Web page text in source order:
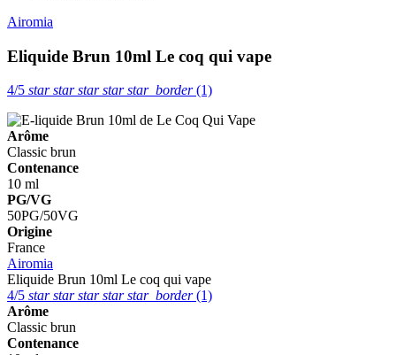
Airomia
Eliquide Brun 10ml Le coq qui vape
4/5 starstarstarstarstar_border(1)
Arôme
Classic brun
Contenance
10 ml
PG/VG
50PG/50VG
Origine
France
Airomia
Eliquide Brun 10ml Le coq qui vape
4/5 starstarstarstarstar_border(1)
Arôme
Classic brun
Contenance